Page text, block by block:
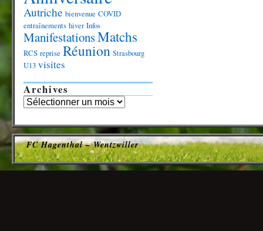
Autriche bienvenue COVID
entraînements hiver Infos
ManifestationsMatchs
RCS reprise Réunion Strasbourg
U13 visites
Archives
FC Hagenthal – Wentzwiller